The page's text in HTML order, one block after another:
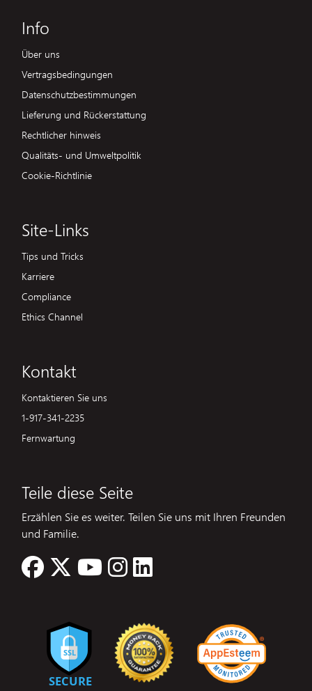
Info
Über uns
Vertragsbedingungen
Datenschutzbestimmungen
Lieferung und Rückerstattung
Rechtlicher hinweis
Qualitäts- und Umweltpolitik
Cookie-Richtlinie
Site-Links
Tips und Tricks
Karriere
Compliance
Ethics Channel
Kontakt
Kontaktieren Sie uns
1-917-341-2235
Fernwartung
Teile diese Seite
Erzählen Sie es weiter. Teilen Sie uns mit Ihren Freunden
und Familie.